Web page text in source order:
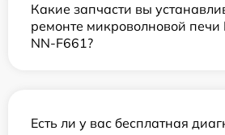
Какие запчасти вы
ремонте микроволновой печи
NN-F661?
Есть ли у вас бесплатная